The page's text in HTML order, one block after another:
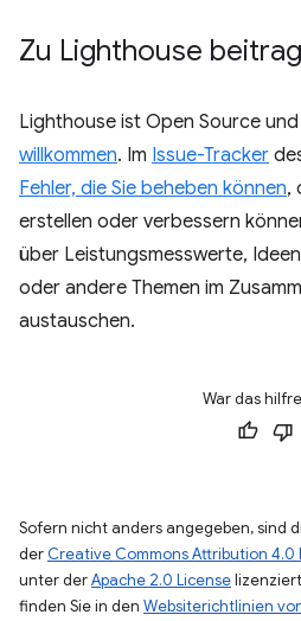
Zu Lighthouse
Lighthouse ist Open Source und
willkommen. Im Issue-Tracker
Fehler, die Sie beheben können,
erstellen oder verbessern
über Leistungsmesswerte,
oder andere Themen im
austauschen.
War das
Sofern nicht anders angegeben, sind
der Creative Commons Attribution 4.0
unter derApache 2.0 License
finden Sie in den Websiterichtlinien